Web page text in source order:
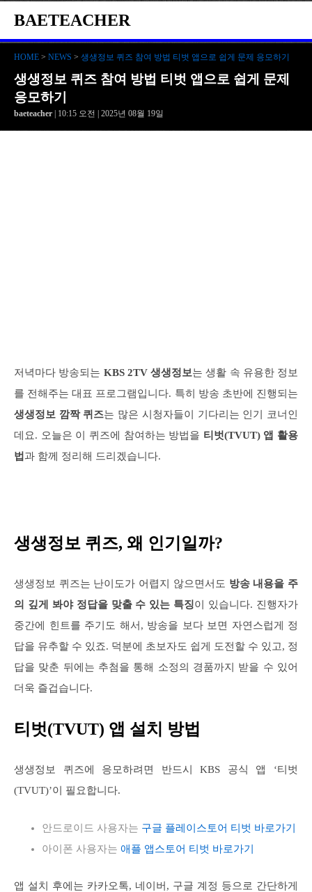
BAETEACHER
HOME > NEWS > 생생정보 퀴즈 참여 방법 티벗 앱으로 쉽게 문제 응모하기
생생정보 퀴즈 참여 방법 티벗 앱으로 쉽게 문제
응모하기
baeteacher | 10:15 오전 | 2025년 08월 19일
저녁마다 방송되는 KBS 2TV 생생정보는 생활 속 유용한 정보
를 전해주는 대표 프로그램입니다. 특히 방송 초반에 진행되는
생생정보 깜짝 퀴즈는 많은 시청자들이 기다리는 인기 코너인
데요. 오늘은 이 퀴즈에 참여하는 방법을 티벗(TVUT) 앱 활용
법과 함께 정리해 드리겠습니다.
생생정보 퀴즈, 왜 인기일까?
생생정보 퀴즈는 난이도가 어렵지 않으면서도 방송 내용을 주
의 깊게 봐야 정답을 맞출 수 있는 특징이 있습니다. 진행자가
중간에 힌트를 주기도 해서, 방송을 보다 보면 자연스럽게 정
답을 유추할 수 있죠. 덕분에 초보자도 쉽게 도전할 수 있고, 정
답을 맞춘 뒤에는 추첨을 통해 소정의 경품까지 받을 수 있어
더욱 즐겁습니다.
티벗(TVUT) 앱 설치 방법
생생정보 퀴즈에 응모하려면 반드시 KBS 공식 앱 ‘티벗
(TVUT)’이 필요합니다.
안드로이드 사용자는 구글 플레이스토어 티벗 바로가기
아이폰 사용자는 애플 앱스토어 티벗 바로가기
앱 설치 후에는 카카오톡, 네이버, 구글 계정 등으로 간단하게